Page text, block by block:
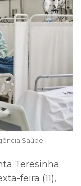
Saúde
Teresinha
feira (11),